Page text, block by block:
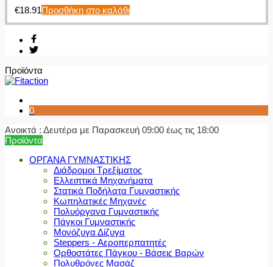
€18.91Προσθήκη στο καλάθι
Προϊόντα
0
Ανοικτά : Δευτέρα με Παρασκευή 09:00 έως τις 18:00
Προϊόντα
ΟΡΓΑΝΑ ΓΥΜΝΑΣΤΙΚΗΣ
Διάδρομοι Τρεξίματος
Ελλειπτικά Μηχανήματα
Στατικά Ποδήλατα Γυμναστικής
Κωπηλατικές Μηχανές
Πολυόργανα Γυμναστικής
Πάγκοι Γυμναστικής
Μονόζυγα Δίζυγα
Steppers - Αεροπερπατητές
Ορθοστάτες Πάγκου - Βάσεις Βαρών
Πολυθρόνες Μασάζ